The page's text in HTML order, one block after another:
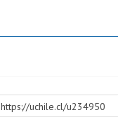
https://uchile.cl/u234950